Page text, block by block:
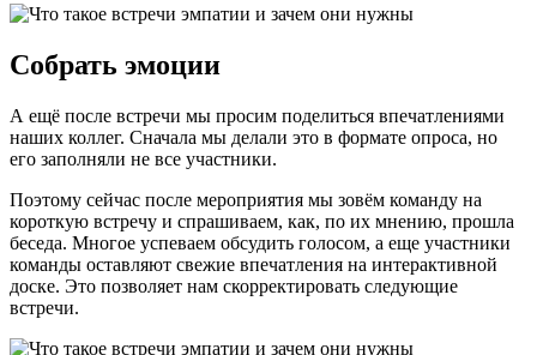
Собрать эмоции
А ещё после встречи мы просим поделиться впечатлениями
наших коллег. Сначала мы делали это в формате опроса, но
его заполняли не все участники.
Поэтому сейчас после мероприятия мы зовём команду на
короткую встречу и спрашиваем, как, по их мнению, прошла
беседа. Многое успеваем обсудить голосом, а еще участники
команды оставляют свежие впечатления на интерактивной
доске. Это позволяет нам скорректировать следующие
встречи.